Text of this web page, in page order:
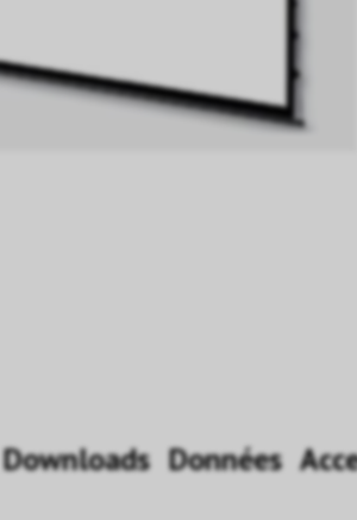
Downloads Données